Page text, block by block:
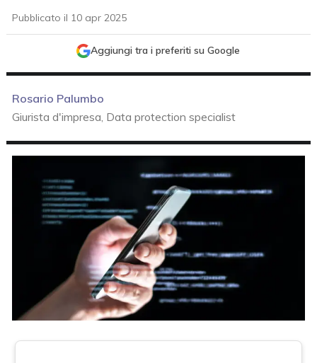
Pubblicato il 10 apr 2025
Aggiungi tra i preferiti su Google
Rosario Palumbo
Giurista d'impresa, Data protection specialist